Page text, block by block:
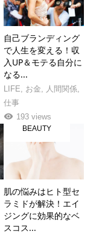
自己ブランディング
で人生を変える！収
入UP＆モテる自分に
なる...
LIFE お金 人間関係
仕事
193 views
肌の悩みはヒト型セ
ラミドが解決！エイ
ジングに効果的なベ
スコス...
BEAUTY